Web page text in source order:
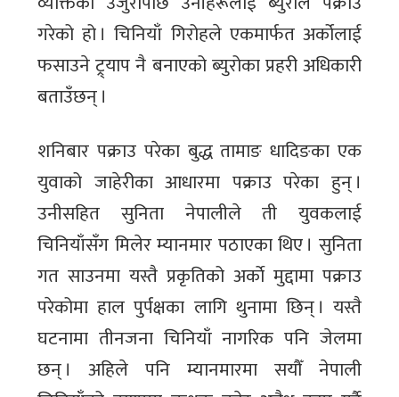
गरेको हो । चिनियाँ गिरोहले एकमार्फत अर्कोलाई
फसाउने ट्र्याप नै बनाएको ब्युरोका प्रहरी अधिकारी
बताउँछन् ।
शनिबार पक्राउ परेका बुद्ध तामाङ धादिङका एक
युवाको जाहेरीका आधारमा पक्राउ परेका हुन् ।
उनीसहित सुनिता नेपालीले ती युवकलाई
चिनियाँसँग मिलेर म्यानमार पठाएका थिए । सुनिता
गत साउनमा यस्तै प्रकृतिको अर्काे मुद्दामा पक्राउ
परेकोमा हाल पुर्पक्षका लागि थुनामा छिन् । यस्तै
घटनामा तीनजना चिनियाँ नागरिक पनि जेलमा
छन् । अहिले पनि म्यानमारमा सयौँ नेपाली